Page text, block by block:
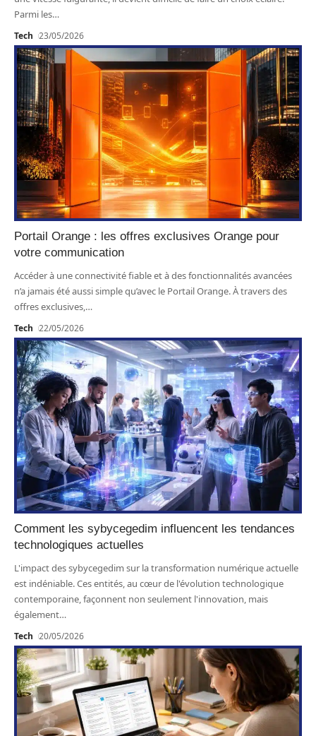
Parmi les…
Tech 23/05/2026
Portail Orange : les offres exclusives Orange pour
votre communication
Accéder à une connectivité fiable et à des fonctionnalités avancées
n’a jamais été aussi simple qu’avec le Portail Orange. À travers des
offres exclusives,…
Tech 22/05/2026
Comment les sybycegedim influencent les tendances
technologiques actuelles
L'impact des sybycegedim sur la transformation numérique actuelle
est indéniable. Ces entités, au cœur de l'évolution technologique
contemporaine, façonnent non seulement l'innovation, mais
également…
Tech 20/05/2026